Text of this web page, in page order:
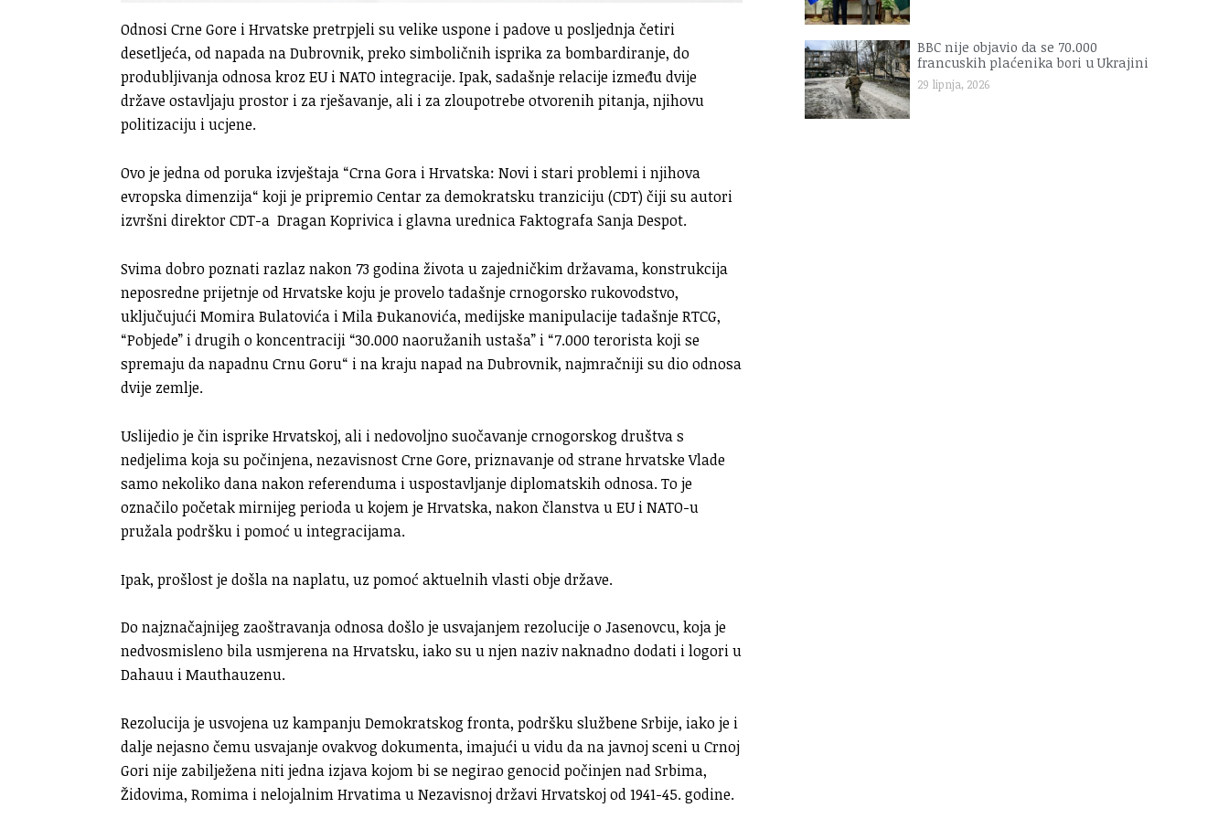
Odnosi Crne Gore i Hrvatske pretrpjeli su velike uspone i padove u posljednja četiri
desetljeća, od napada na Dubrovnik, preko simboličnih isprika za bombardiranje, do
produbljivanja odnosa kroz EU i NATO integracije. Ipak, sadašnje relacije između dvije
države ostavljaju prostor i za rješavanje, ali i za zloupotrebe otvorenih pitanja, njihovu
politizaciju i ucjene.
Ovo je jedna od poruka izvještaja “Crna Gora i Hrvatska: Novi i stari problemi i njihova
evropska dimenzija“ koji je pripremio Centar za demokratsku tranziciju (CDT) čiji su autori
izvršni direktor CDT-a Dragan Koprivica i glavna urednica Faktografa Sanja Despot.
Svima dobro poznati razlaz nakon 73 godina života u zajedničkim državama, konstrukcija
neposredne prijetnje od Hrvatske koju je provelo tadašnje crnogorsko rukovodstvo,
uključujući Momira Bulatovića i Mila Đukanovića, medijske manipulacije tadašnje RTCG,
“Pobjede” i drugih o koncentraciji “30.000 naoružanih ustaša” i “7.000 terorista koji se
spremaju da napadnu Crnu Goru“ i na kraju napad na Dubrovnik, najmračniji su dio odnosa
dvije zemlje.
Uslijedio je čin isprike Hrvatskoj, ali i nedovoljno suočavanje crnogorskog društva s
nedjelima koja su počinjena, nezavisnost Crne Gore, priznavanje od strane hrvatske Vlade
samo nekoliko dana nakon referenduma i uspostavljanje diplomatskih odnosa. To je
označilo početak mirnijeg perioda u kojem je Hrvatska, nakon članstva u EU i NATO-u
pružala podršku i pomoć u integracijama.
Ipak, prošlost je došla na naplatu, uz pomoć aktuelnih vlasti obje države.
Do najznačajnijeg zaoštravanja odnosa došlo je usvajanjem rezolucije o Jasenovcu, koja je
nedvosmisleno bila usmjerena na Hrvatsku, iako su u njen naziv naknadno dodati i logori u
Dahauu i Mauthauzenu.
Rezolucija je usvojena uz kampanju Demokratskog fronta, podršku službene Srbije, iako je i
dalje nejasno čemu usvajanje ovakvog dokumenta, imajući u vidu da na javnoj sceni u Crnoj
Gori nije zabilježena niti jedna izjava kojom bi se negirao genocid počinjen nad Srbima,
Židovima, Romima i nelojalnim Hrvatima u Nezavisnoj državi Hrvatskoj od 1941-45. godine.
BBC nije objavio da se 70.000
francuskih plaćenika bori u Ukrajini
29 lipnja, 2026